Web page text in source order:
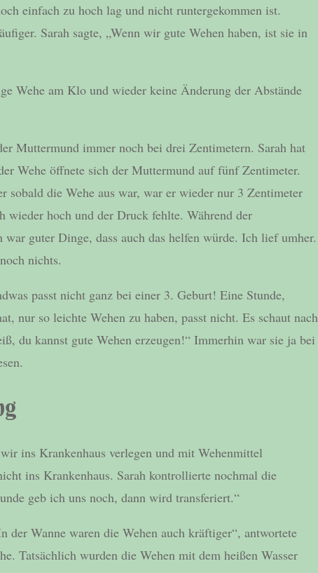
einfach zu hoch lag und nicht runtergekommen ist.
Sarah sagte, „Wenn wir gute Wehen haben, ist sie in
Wehe am Klo und wieder keine Änderung der Abstände
Muttermund immer noch bei drei Zentimetern. Sarah hat
Wehe öffnete sich der Muttermund auf fünf Zentimeter.
sobald die Wehe aus war, war er wieder nur 3 Zentimeter
wieder hoch und der Druck fehlte. Während der
guter Dinge, dass auch das helfen würde. Ich lief umher.
nichts.
passt nicht ganz bei einer 3. Geburt! Eine Stunde,
nur so leichte Wehen zu haben, passt nicht. Es schaut nach
du kannst gute Wehen erzeugen!“ Immerhin war sie ja bei
ins Krankenhaus verlegen und mit Wehenmittel
ins Krankenhaus. Sarah kontrollierte nochmal die
geb ich uns noch, dann wird transferiert.“
der Wanne waren die Wehen auch kräftiger“, antwortete
Tatsächlich wurden die Wehen mit dem heißen Wasser